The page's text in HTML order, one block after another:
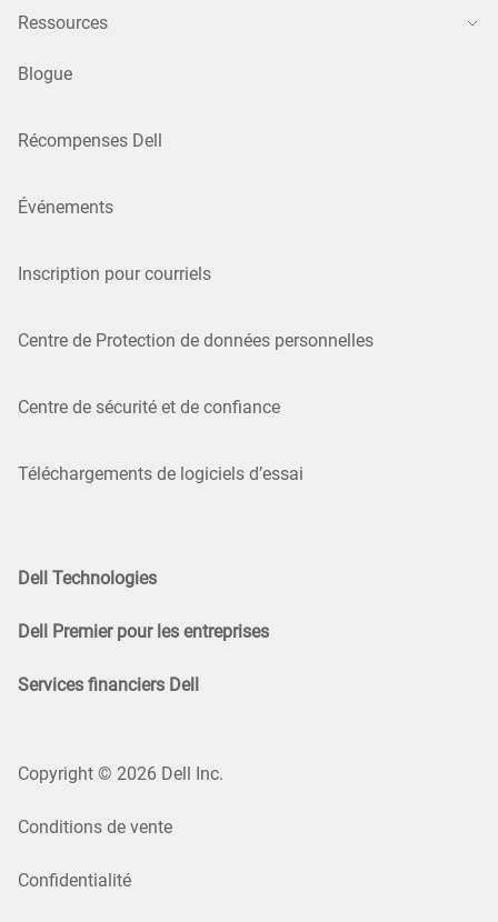
Ressources
Blogue
Récompenses Dell
Événements
Inscription pour courriels
Centre de Protection de données personnelles
Centre de sécurité et de confiance
Téléchargements de logiciels d’essai
Dell Technologies
Dell Premier pour les entreprises
Services financiers Dell
Copyright © 2026 Dell Inc.
Conditions de vente
Confidentialité